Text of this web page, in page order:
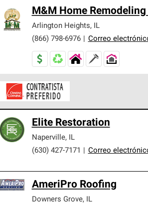
M&M Home
Arlington Heights,
IL
(866) 798-6976
Correo
cumplen con altos estándares y
Elite Restoration
Naperville,
IL
(630) 427-7171
Correo
AmeriPro Roofing
Downers Grove,
IL